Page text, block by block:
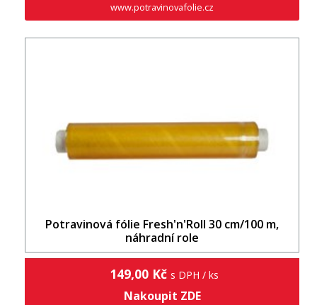
www.potravinovafolie.cz
Potravinová fólie Fresh'n'Roll 30 cm/100 m,
náhradní role
149,00 Kč s DPH / ks
Nakoupit ZDE